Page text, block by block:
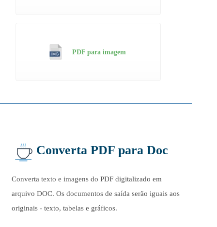
PDF para imagem
Converta PDF para Doc
Converta texto e imagens do PDF digitalizado em
arquivo DOC. Os documentos de saída serão iguais aos
originais - texto, tabelas e gráficos.